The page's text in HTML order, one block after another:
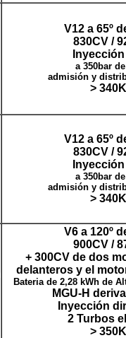
V12 a 65º
830CV /
a 350bar
admisión y
>
V12 a 65º
830CV /
a 350bar
admisión y
>
V6 a 120º
900CV /
+ 300CV de dos
delanteros y el
Bateria de 2,28 kWh de
MGU-H
Inyección
2 Turbos
>